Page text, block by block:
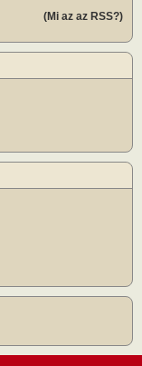
(Mi az az RSS?)